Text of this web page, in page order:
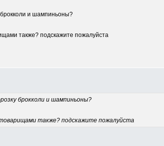
и шампиньоны?
также? подскажите пожалуйста
брокколи и шампиньоны?
также? подскажите пожалуйста